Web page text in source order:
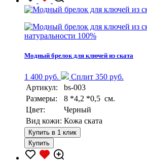
натуральности 100%
Модный брелок для ключей из ската
1 400 руб.
Сплит 350 руб.
Артикул:
bs-003
Размеры:
8 *4,2 *0,5 см.
Цвет:
Черный
Вид кожи: Кожа ската
Купить в 1 клик
Купить